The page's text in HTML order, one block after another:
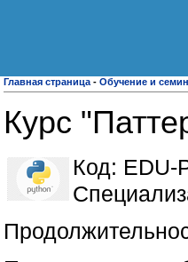
Главная страница - Обучение и
Курс
Код: EDU-